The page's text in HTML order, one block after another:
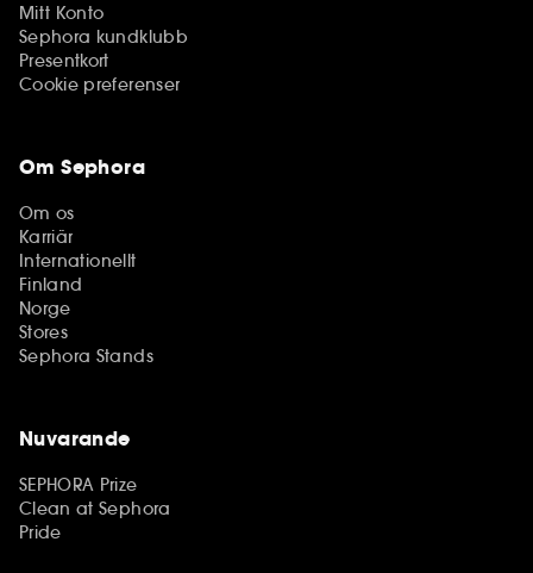
Mitt Konto
Sephora kundklubb
Presentkort
Cookie preferenser
Om Sephora
Om os
Karriär
Internationellt
Finland
Norge
Stores
Sephora Stands
Nuvarande
SEPHORA Prize
Clean at Sephora
Pride